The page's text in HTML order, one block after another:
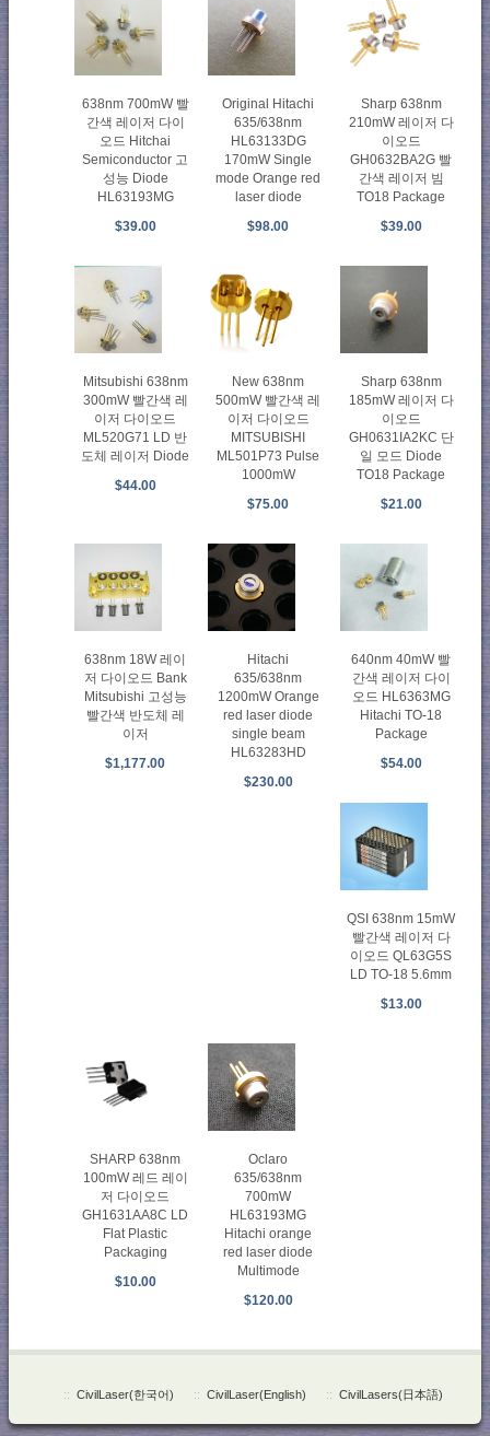
638nm 700mW 빨
간색 레이저 다이
오드 Hitchai
Semiconductor 고
성능 Diode
HL63193MG
$39.00
Original Hitachi
635/638nm
HL63133DG
170mW Single
mode Orange red
laser diode
$98.00
Sharp 638nm
210mW 레이저 다
이오드
GH0632BA2G 빨
간색 레이저 빔
TO18 Package
$39.00
Mitsubishi 638nm
300mW 빨간색 레
이저 다이오드
ML520G71 LD 반
도체 레이저 Diode
$44.00
New 638nm
500mW 빨간색 레
이저 다이오드
MITSUBISHI
ML501P73 Pulse
1000mW
$75.00
Sharp 638nm
185mW 레이저 다
이오드
GH0631IA2KC 단
일 모드 Diode
TO18 Package
$21.00
638nm 18W 레이
저 다이오드 Bank
Mitsubishi 고성능
빨간색 반도체 레
이저
$1,177.00
Hitachi
635/638nm
1200mW Orange
red laser diode
single beam
HL63283HD
$230.00
640nm 40mW 빨
간색 레이저 다이
오드 HL6363MG
Hitachi TO-18
Package
$54.00
QSI 638nm 15mW
빨간색 레이저 다
이오드 QL63G5S
LD TO-18 5.6mm
$13.00
SHARP 638nm
100mW 레드 레이
저 다이오드
GH1631AA8C LD
Flat Plastic
Packaging
$10.00
Oclaro
635/638nm
700mW
HL63193MG
Hitachi orange
red laser diode
Multimode
$120.00
:: CivilLaser(한국어) :: CivilLaser(English) :: CivilLasers(日本語)